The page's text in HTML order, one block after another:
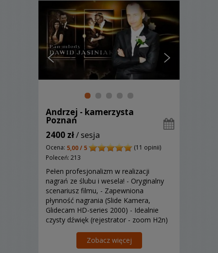
Andrzej - kamerzysta
Poznań
2400 zł/ sesja
Ocena: 5,00 / 5
(11 opinii)
Poleceń: 213
Pełen profesjonalizm w realizacji
nagrań ze ślubu i wesela! - Oryginalny
scenariusz filmu, - Zapewniona
płynność nagrania (Slide Kamera,
Glidecam HD-series 2000) - Idealnie
czysty dźwięk (rejestrator - zoom H2n)
Zobacz więcej